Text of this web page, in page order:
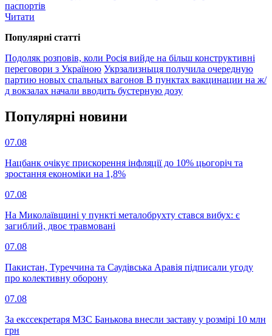
паспортів
Читати
Популярнi статтi
Подоляк розповів, коли Росія вийде на більш конструктивні
переговори з Україною Укрзализныця получила очередную
партию новых спальных вагонов В пунктах вакцинации на ж/
д вокзалах начали вводить бустерную дозу
Популярнi новини
07.08
Нацбанк очікує прискорення інфляції до 10% цьогоріч та
зростання економіки на 1,8%
07.08
На Миколаївщині у пункті металобрухту стався вибух: є
загиблий, двоє травмовані
07.08
Пакистан, Туреччина та Саудівська Аравія підписали угоду
про колективну оборону
07.08
За екссекретаря МЗС Банькова внесли заставу у розмірі 10 млн
грн